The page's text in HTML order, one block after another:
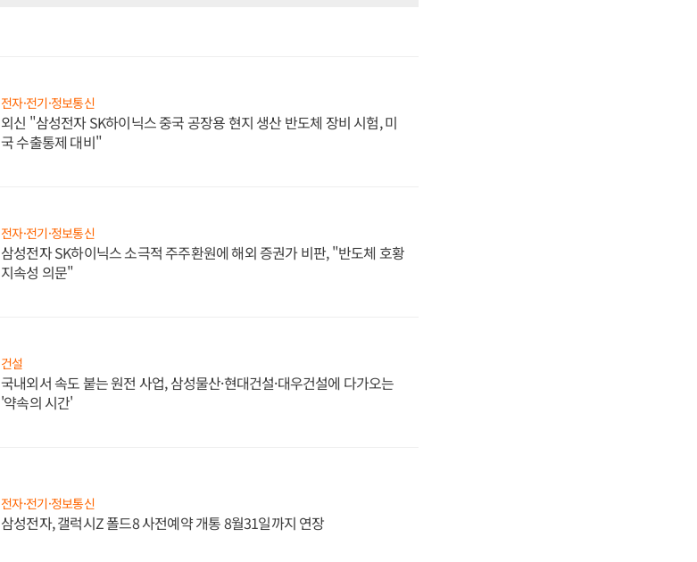
전자·전기·정보통신
외신 "삼성전자 SK하이닉스 중국 공장용 현지 생산 반도체 장비 시험, 미
국 수출통제 대비"
전자·전기·정보통신
삼성전자 SK하이닉스 소극적 주주환원에 해외 증권가 비판, "반도체 호황
지속성 의문"
건설
국내외서 속도 붙는 원전 사업, 삼성물산·현대건설·대우건설에 다가오는
'약속의 시간'
전자·전기·정보통신
삼성전자, 갤럭시Z 폴드8 사전예약 개통 8월31일까지 연장